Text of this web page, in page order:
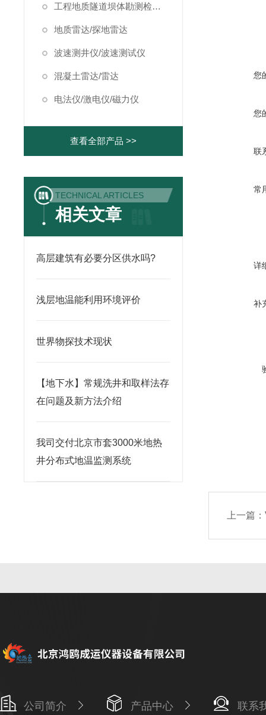
工程地质隧道坝体勘测检测仪器
地质雷达/探地雷达
波速测井仪/波速测试仪
混凝土雷达/雷达
电法仪/激电仪/磁力仪
查看全部产品 >>
TECHNICAL ARTICLES
相关文章
高层建筑有必要分区供水吗?
浅层地温能利用环境评价
世界物探技术现状
【地下水】常规洗井和取样法存
在问题及新方法介绍
我司交付北京市套3000米地热
井分布式地温监测系统
您
您
联
常
详
补
上一篇：
公司简介 产品中心 联系